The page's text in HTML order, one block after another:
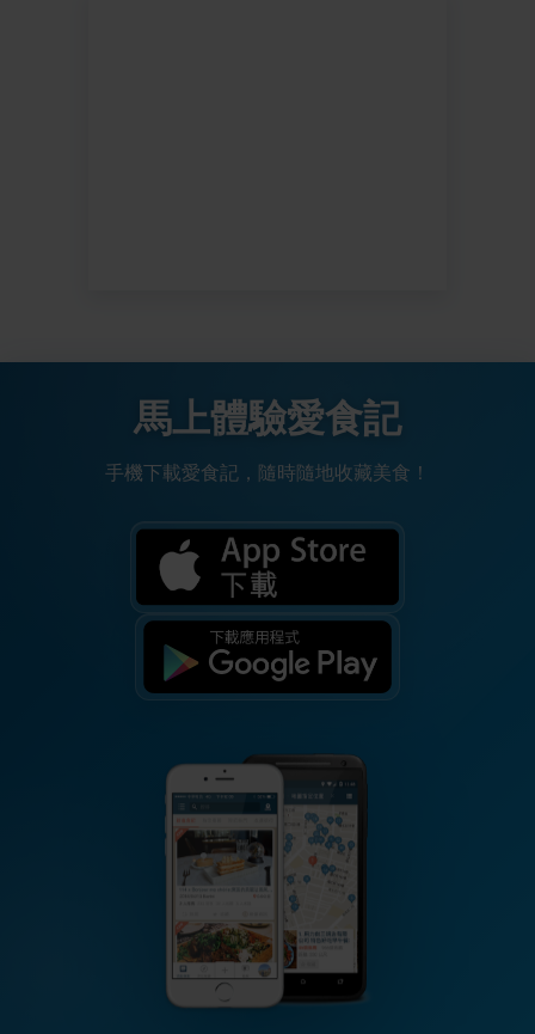
馬上體驗愛食記
手機下載愛食記，隨時隨地收藏美食！